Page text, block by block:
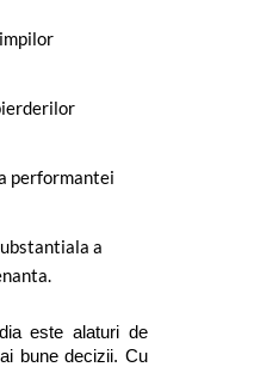
performantei
a
este alaturi de
bune decizii. Cu